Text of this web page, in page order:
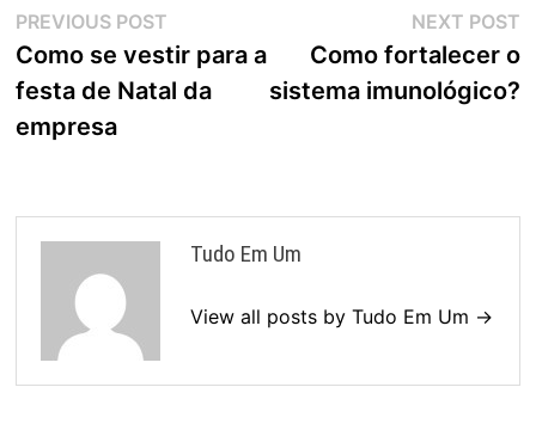
Navegação
de
Post
PREVIOUS POSTPrevious
post:
Como se vestir para a
festa de Natal da
empresa
NEXT POST
Como fortalecer o
sistema imunológico?
Tudo Em Um
View all posts by Tudo Em Um →